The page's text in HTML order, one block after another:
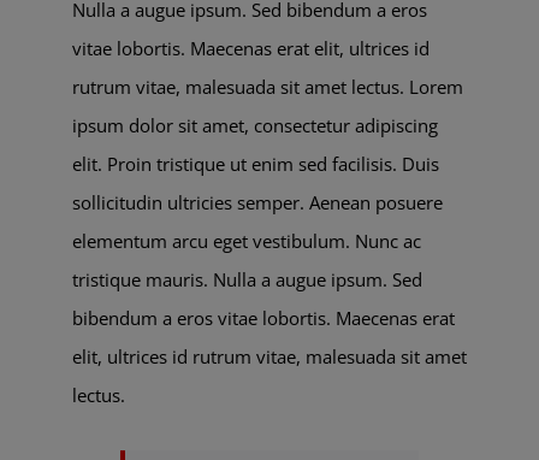
Nulla a augue ipsum. Sed bibendum a eros
vitae lobortis. Maecenas erat elit, ultrices id
rutrum vitae, malesuada sit amet lectus. Lorem
ipsum dolor sit amet, consectetur adipiscing
elit. Proin tristique ut enim sed facilisis. Duis
sollicitudin ultricies semper. Aenean posuere
elementum arcu eget vestibulum. Nunc ac
tristique mauris. Nulla a augue ipsum. Sed
bibendum a eros vitae lobortis. Maecenas erat
elit, ultrices id rutrum vitae, malesuada sit amet
lectus.